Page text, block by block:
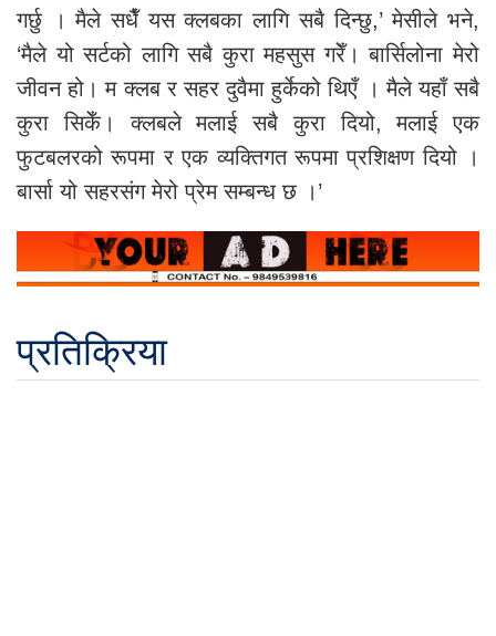
गर्छु । मैले सधैँ यस क्लबका लागि सबै दिन्छु,’ मेसीले भने,
‘मैले यो सर्टको लागि सबै कुरा महसुस गरेँ। बार्सिलोना मेरो
जीवन हो। म क्लब र सहर दुवैमा हुर्केको थिएँ । मैले यहाँ सबै
कुरा सिकेँ। क्लबले मलाई सबै कुरा दियो, मलाई एक
फुटबलरको रूपमा र एक व्यक्तिगत रूपमा प्रशिक्षण दियो ।
बार्सा यो सहरसंग मेरो प्रेम सम्बन्ध छ ।’
प्रतिक्रिया